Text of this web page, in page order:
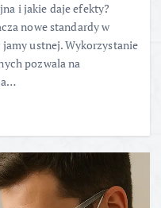
i jakie daje efekty?
nowe standardy w
ustnej. Wykorzystanie
pozwala na
a…